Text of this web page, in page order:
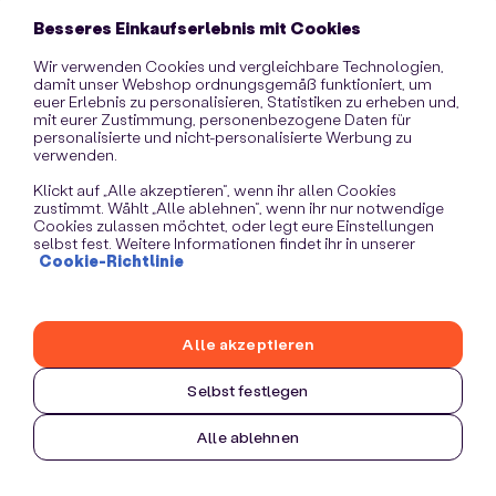
information).
Besseres Einkaufserlebnis mit Cookies
Wir verwenden Cookies und vergleichbare Technologien,
damit unser Webshop ordnungsgemäß funktioniert, um
euer Erlebnis zu personalisieren, Statistiken zu erheben und,
mit eurer Zustimmung, personenbezogene Daten für
personalisierte und nicht-personalisierte Werbung zu
verwenden.
Klickt auf „Alle akzeptieren“, wenn ihr allen Cookies
zustimmt. Wählt „Alle ablehnen“, wenn ihr nur notwendige
Cookies zulassen möchtet, oder legt eure Einstellungen
selbst fest. Weitere Informationen findet ihr in unserer
Cookie-Richtlinie
Selbst festlegen
Alle ablehnen
Alle akzeptieren